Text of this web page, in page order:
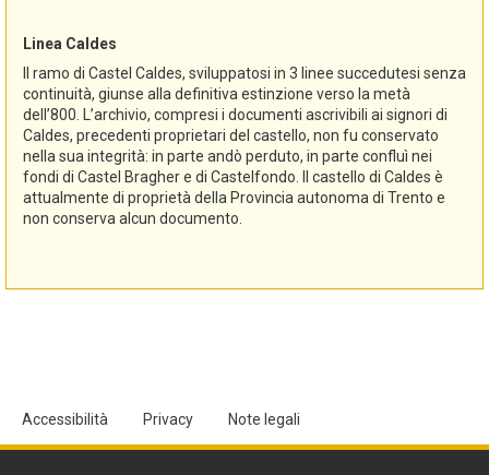
Linea Caldes
Il ramo di Castel Caldes, sviluppatosi in 3 linee succedutesi senza
continuità, giunse alla definitiva estinzione verso la metà
dell’800. L’archivio, compresi i documenti ascrivibili ai signori di
Caldes, precedenti proprietari del castello, non fu conservato
nella sua integrità: in parte andò perduto, in parte confluì nei
fondi di Castel Bragher e di Castelfondo. Il castello di Caldes è
attualmente di proprietà della Provincia autonoma di Trento e
non conserva alcun documento.
Accessibilità Privacy Note legali